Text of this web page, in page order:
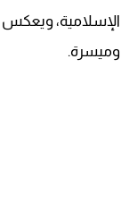
الإسلامية،
وميسرة.